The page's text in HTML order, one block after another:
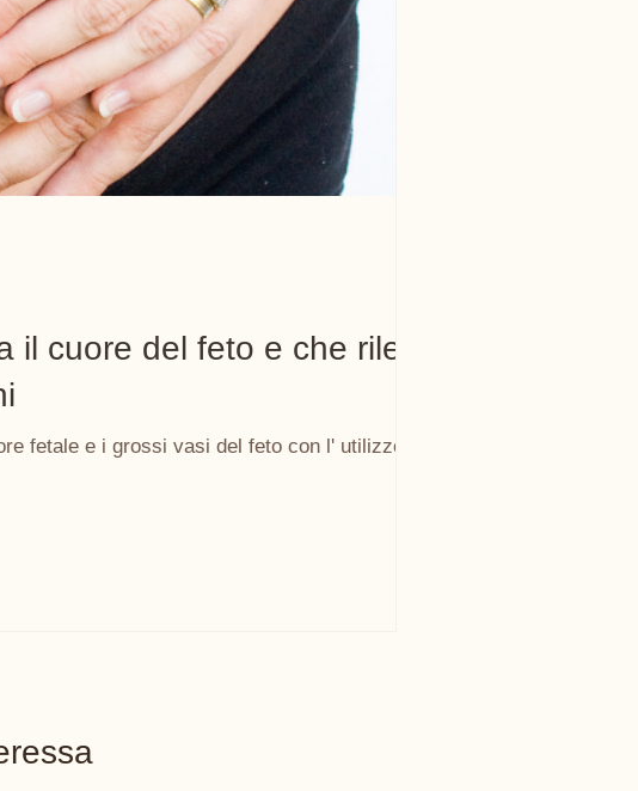
cuore del feto e che rileva
fetale e i grossi vasi del feto con l' utilizzo dell'